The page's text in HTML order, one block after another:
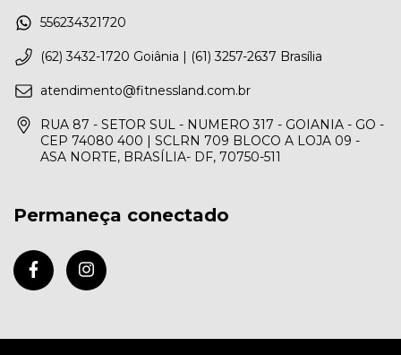
556234321720
(62) 3432-1720 Goiânia | (61) 3257-2637 Brasília
atendimento@fitnessland.com.br
RUA 87 - SETOR SUL - NUMERO 317 - GOIANIA - GO -
CEP 74080 400 | SCLRN 709 BLOCO A LOJA 09 -
ASA NORTE, BRASÍLIA- DF, 70750-511
Permaneça conectado